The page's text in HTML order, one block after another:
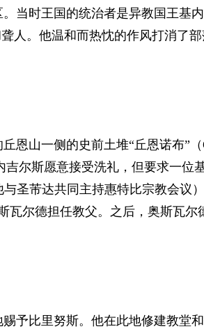
当时王国的统治者是异教国王基
人。他温和而热忱的作风打消了
恩山一侧的史前土堆“丘恩诺布”
尔斯愿意接受洗礼，但要求一位
与圣芾达共同主持惠特比宗教会议）
瓦尔德担任教父。之后，奥斯瓦尔
予比里努斯。他在此地修建教堂